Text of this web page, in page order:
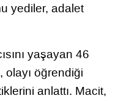
yediler, adalet
yaşayan 46
olayı öğrendiği
anlattı. Macit,